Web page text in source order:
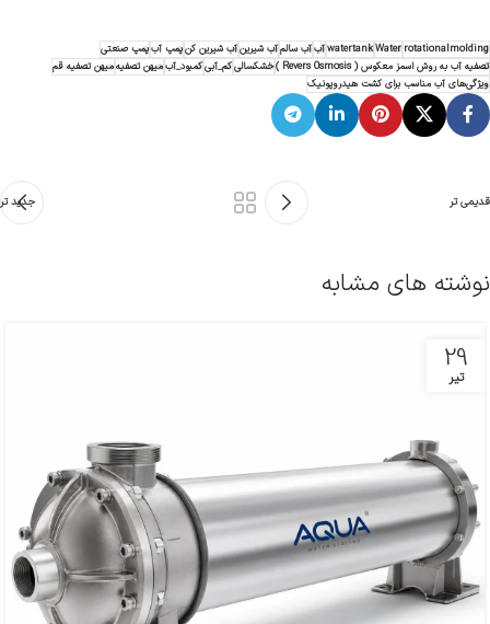
rotationalmolding
Water
watertankآبآب سالمآب شیرینآب شیرین کنپمپ آبپمپ صنعتی
تصفیه آب به روش اسمز معکوس ( Revers Osmosis )
خشکسالیکم_آبیکمبود_آبمیهن تصفیهمیهن تصفیه قم
ویژگی‌های آب مناسب برای کشت هیدروپونیک
جدید تر قدیمی تر
نوشته های مشابه
29
تیر